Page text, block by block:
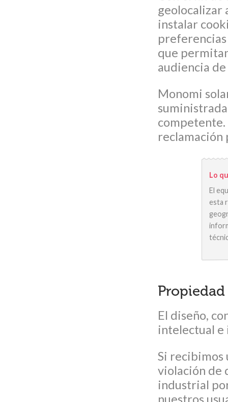
geolocalizar
instalar
preferencias
que
audiencia
Monomi
competente.
reclamación
Lo
El
esta
El diseño,
intelectual
Si recibimos
violación de
industrial
nuestros